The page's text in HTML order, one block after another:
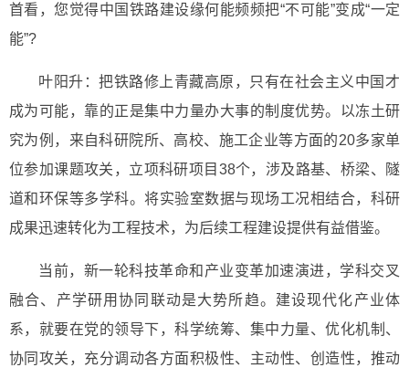
首看，您觉得中国铁路建设缘何能频频把“不可能”变成“一定
能”?
叶阳升：把铁路修上青藏高原，只有在社会主义中国才
成为可能，靠的正是集中力量办大事的制度优势。以冻土研
究为例，来自科研院所、高校、施工企业等方面的20多家单
位参加课题攻关，立项科研项目38个，涉及路基、桥梁、隧
道和环保等多学科。将实验室数据与现场工况相结合，科研
成果迅速转化为工程技术，为后续工程建设提供有益借鉴。
当前，新一轮科技革命和产业变革加速演进，学科交叉
融合、产学研用协同联动是大势所趋。建设现代化产业体
系，就要在党的领导下，科学统筹、集中力量、优化机制、
协同攻关，充分调动各方面积极性、主动性、创造性，推动